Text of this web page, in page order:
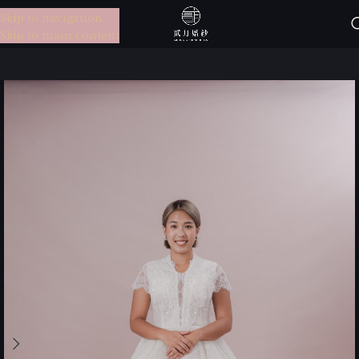
Skip to navigation
Skip to main content
選單